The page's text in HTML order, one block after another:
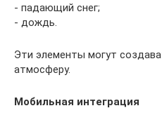
- падающий снег;
- дождь.
Эти элементы могут
атмосферу.
Мобильная интеграция